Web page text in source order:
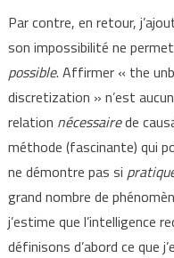
Par contre, en retour,
son impossibilité ne
possible. Affirmer « the
discretization » n’est
relation nécessairede
méthode (fascinante) qui
ne démontre pas si
grand nombre de
j’estime que l’intelligence
définisons d’abord ce que